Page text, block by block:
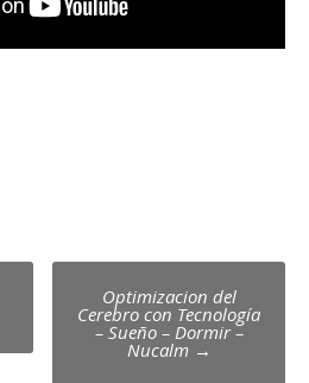
Optimizacion del
Cerebro con Tecnología
– Sueño – Dormir –
Nucalm →